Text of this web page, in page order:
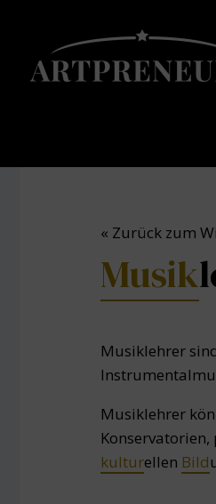
springen
« Zurück zum
Musik
Musiklehrer
Musiklehrer
kulturellen Bild